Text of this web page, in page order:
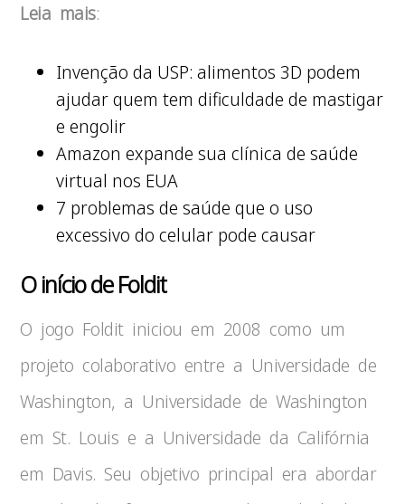
Leia mais:
Invenção da USP: alimentos 3D podem
ajudar quem tem dificuldade de mastigar
e engolir
Amazon expande sua clínica de saúde
virtual nos EUA
7 problemas de saúde que o uso
excessivo do celular pode causar
O início de Foldit
O jogo Foldit iniciou em 2008 como um
projeto colaborativo entre a Universidade de
Washington, a Universidade de Washington
em St. Louis e a Universidade da Califórnia
em Davis. Seu objetivo principal era abordar